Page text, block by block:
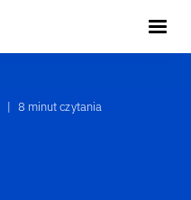
| 8 minut czytania